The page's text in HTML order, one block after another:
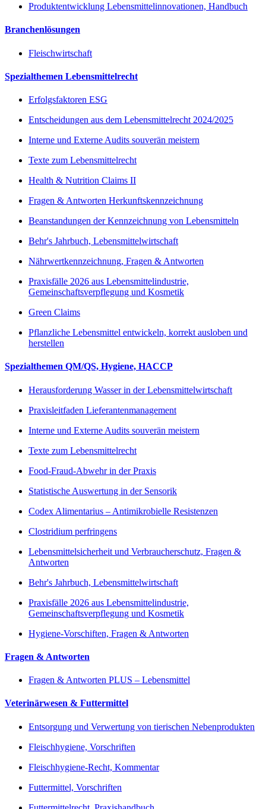
Produktentwicklung Lebensmittelinnovationen, Handbuch
Branchenlösungen
Fleischwirtschaft
Spezialthemen Lebensmittelrecht
Erfolgsfaktoren ESG
Entscheidungen aus dem Lebensmittelrecht 2024/2025
Interne und Externe Audits souverän meistern
Texte zum Lebensmittelrecht
Health & Nutrition Claims II
Fragen & Antworten Herkunftskennzeichnung
Beanstandungen der Kennzeichnung von Lebensmitteln
Behr's Jahrbuch, Lebensmittelwirtschaft
Nährwertkennzeichnung, Fragen & Antworten
Praxisfälle 2026 aus Lebensmittelindustrie,
Gemeinschaftsverpflegung und Kosmetik
Green Claims
Pflanzliche Lebensmittel entwickeln, korrekt ausloben und
herstellen
Spezialthemen QM/QS, Hygiene, HACCP
Herausforderung Wasser in der Lebensmittelwirtschaft
Praxisleitfaden Lieferantenmanagement
Interne und Externe Audits souverän meistern
Texte zum Lebensmittelrecht
Food-Fraud-Abwehr in der Praxis
Statistische Auswertung in der Sensorik
Codex Alimentarius – Antimikrobielle Resistenzen
Clostridium perfringens
Lebensmittelsicherheit und Verbraucherschutz, Fragen &
Antworten
Behr's Jahrbuch, Lebensmittelwirtschaft
Praxisfälle 2026 aus Lebensmittelindustrie,
Gemeinschaftsverpflegung und Kosmetik
Hygiene-Vorschiften, Fragen & Antworten
Fragen & Antworten
Fragen & Antworten PLUS – Lebensmittel
Veterinärwesen & Futtermittel
Entsorgung und Verwertung von tierischen Nebenprodukten
Fleischhygiene, Vorschriften
Fleischhygiene-Recht, Kommentar
Futtermittel, Vorschriften